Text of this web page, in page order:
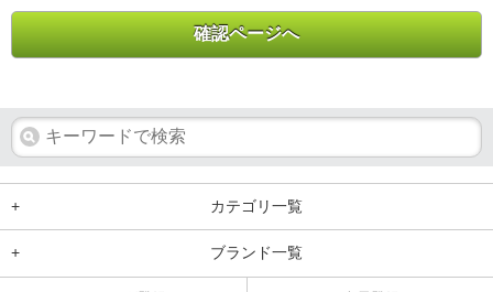
+ カテゴリ一覧
+ ブランド一覧